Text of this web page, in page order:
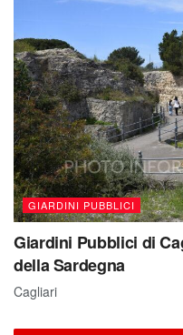
GIARDINI PUBBLICI
Giardini Pubblici di
della Sardegna
Cagliari